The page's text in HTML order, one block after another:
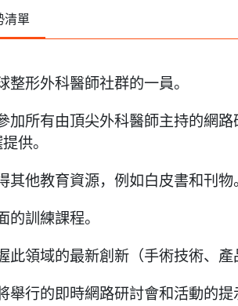
清單
整形外科醫師社群的一員。
加所有由頂尖外科醫師主持的網路
供。
其他教育資源，例如白皮書和刊物。
的訓練課程。
此領域的最新創新（手術技術、產
舉行的即時網路研討會和活動的提